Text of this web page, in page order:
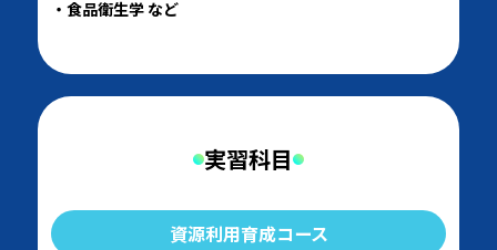
食品衛生学 など
実習科目
資源利用育成コース